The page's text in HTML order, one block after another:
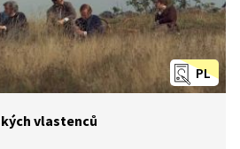
PL
vlastenců